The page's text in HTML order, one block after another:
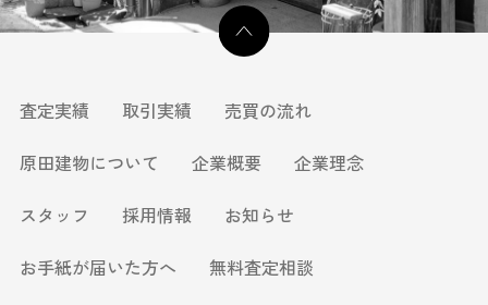
査定実績 取引実績
売買の流れ
原田建物について
企業概要
企業理念
スタッフ
採用情報
お知らせ
お手紙が届いた方へ
無料査定相談